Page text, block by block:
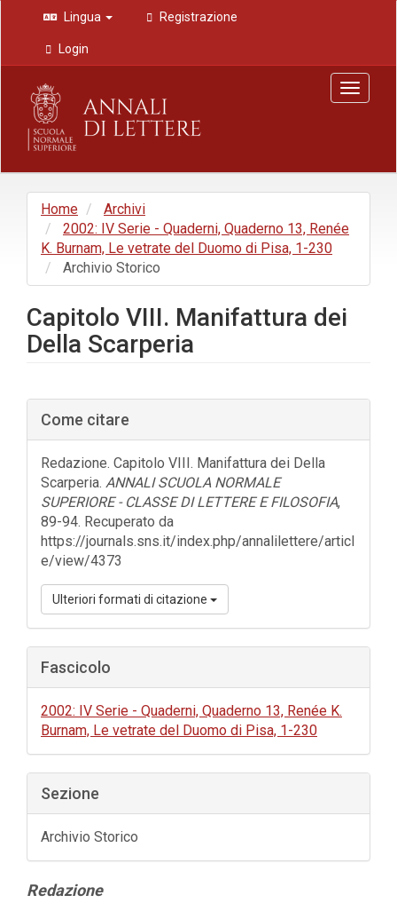
Navigazione
principale
Contenuto
principale
Barra
laterale
Lingua Registrazione
Login
Toggle
Home
Archivi
2002: IV Serie - Quaderni, Quaderno 13, Renée
K. Burnam, Le vetrate del Duomo di Pisa, 1-230
Archivio Storico
Capitolo VIII. Manifattura dei
Della Scarperia
Barra
laterale
dell'articolo
Come citare
Redazione. Capitolo VIII. Manifattura dei Della
Scarperia. ANNALI SCUOLA NORMALE
SUPERIORE - CLASSE DI LETTERE E FILOSOFIA,
89-94. Recuperato da
https://journals.sns.it/index.php/annalilettere/articl
e/view/4373
Ulteriori formati di citazione
Fascicolo
2002: IV Serie - Quaderni, Quaderno 13, Renée K.
Burnam, Le vetrate del Duomo di Pisa, 1-230
Sezione
Archivio Storico
Contenuto
Redazione